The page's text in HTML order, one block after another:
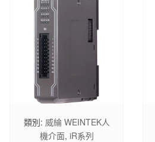
類別: 威綸 WEINTEK人
機介面, iR系列